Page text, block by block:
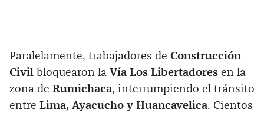
Paralelamente, trabajadores de Construcción
Civil
bloquearon la Vía Los Libertadores en la
zona de Rumichaca, interrumpiendo el tránsito
entre Lima, Ayacucho y Huancavelica. Cientos